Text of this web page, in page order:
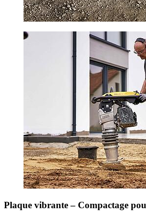
Plaque vibrante – Compactage